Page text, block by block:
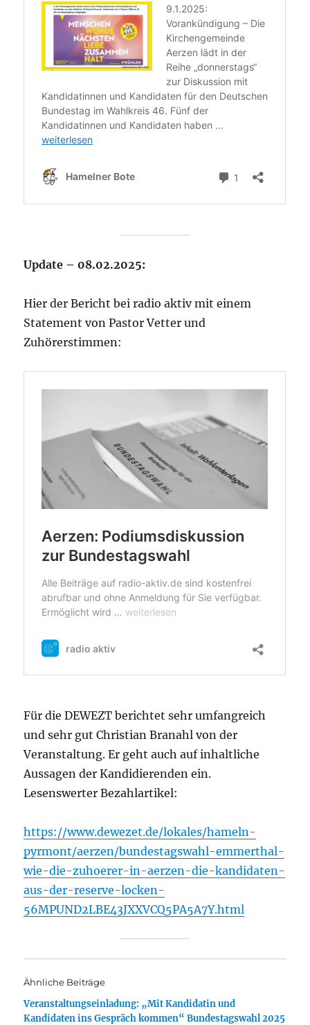
Update – 08.02.2025:
Hier der Bericht bei radio aktiv mit einem
Statement von Pastor Vetter und
Zuhörerstimmen:
Für die DEWEZT berichtet sehr umfangreich
und sehr gut Christian Branahl von der
Veranstaltung. Er geht auch auf inhaltliche
Aussagen der Kandidierenden ein.
Lesenswerter Bezahlartikel:
https://www.dewezet.de/lokales/hameln-
pyrmont/aerzen/bundestagswahl-emmerthal-
wie-die-zuhoerer-in-aerzen-die-kandidaten-
aus-der-reserve-locken-
56MPUND2LBE43JXXVCQ5PA5A7Y.html
Ähnliche Beiträge
Veranstaltungseinladung: „Mit Kandidatin und
Kandidaten ins Gespräch kommen“ Bundestagswahl 2025